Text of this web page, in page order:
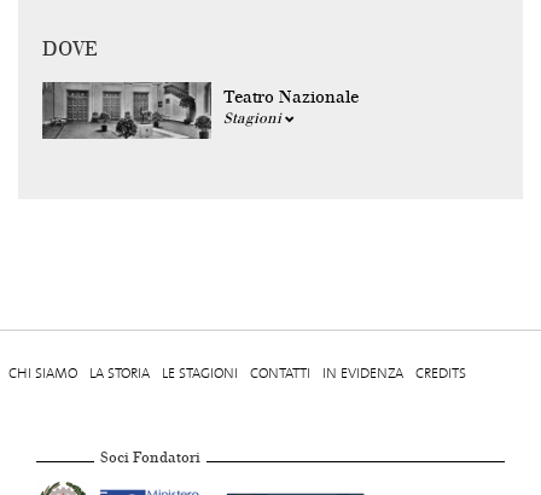
DOVE
Teatro Nazionale
Stagioni
CHI SIAMO LA STORIA LE STAGIONI CONTATTI IN EVIDENZA CREDITS
Soci Fondatori